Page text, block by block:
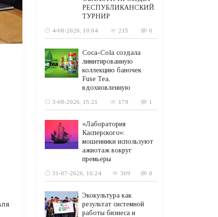
РЕСПУБЛИКАНСКИЙ
ТУРНИР
4-08-2026, 10:04
215 0
Coca-Cola создала
лимитированную
коллекцию баночек
Fuse Tea,
вдохновленную
3-08-2026, 15:21
178 1
«Лаборатория
Касперского»:
мошенники используют
ажиотаж вокруг
премьеры
31-07-2026, 16:24
309 0
Экокультура как
результат системной
работы бизнеса и